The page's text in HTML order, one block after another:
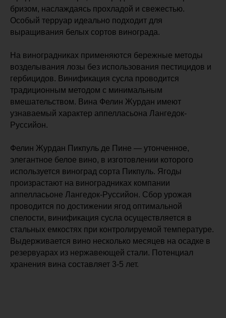
бризом, наслаждаясь прохладой и свежестью.
Особый терруар идеально подходит для
выращивания белых сортов винограда.
На виноградниках применяются бережные методы
возделывания лозы без использования пестицидов и
гербицидов. Винификация сусла проводится
традиционным методом с минимальным
вмешательством. Вина Фелин Журдан имеют
узнаваемый характер аппелласьона Лангедок-
Руссийон.
Фелин Журдан Пикпуль де Пине — утонченное,
элегантное белое вино, в изготовлении которого
используется виноград сорта Пикпуль. Ягоды
произрастают на виноградниках компании
аппелласьоне Лангедок-Руссийон. Сбор урожая
проводится по достижении ягод оптимальной
спелости, винификация сусла осуществляется в
стальных емкостях при контролируемой температуре.
Выдерживается вино несколько месяцев на осадке в
резервуарах из нержавеющей стали. Потенциал
хранения вина составляет 3-5 лет.